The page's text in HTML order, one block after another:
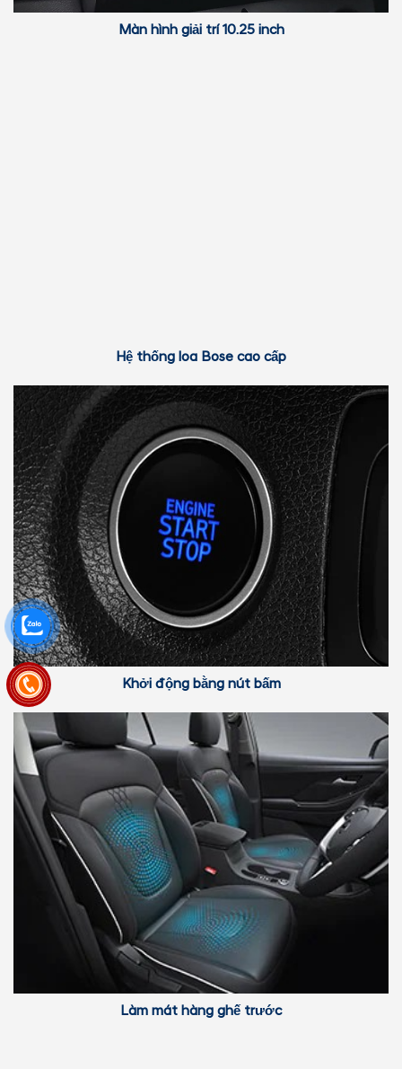
Màn hình giải trí 10.25 inch
Hệ thống loa Bose cao cấp
Khởi động bằng nút bấm
Làm mát hàng ghế trước